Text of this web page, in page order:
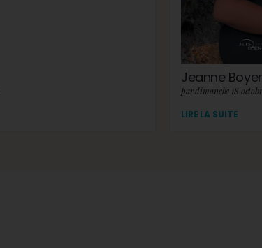
Jeanne
par dimanche 18
LIRE LA SUITE